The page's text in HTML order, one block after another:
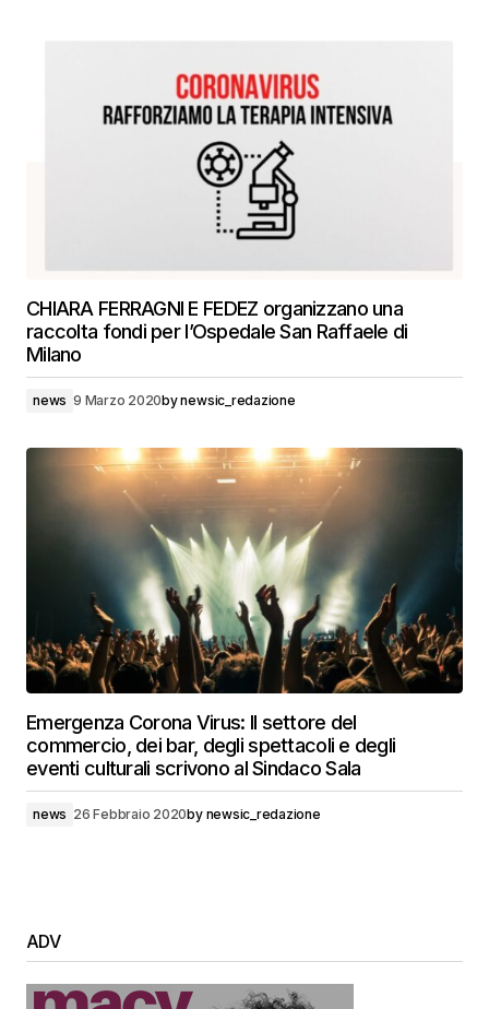
CHIARA FERRAGNI E FEDEZ organizzano una
raccolta fondi per l’Ospedale San Raffaele di
Milano
news 9 Marzo 2020bynewsic_redazione
Emergenza Corona Virus: Il settore del
commercio, dei bar, degli spettacoli e degli
eventi culturali scrivono al Sindaco Sala
news 26 Febbraio 2020by newsic_redazione
ADV